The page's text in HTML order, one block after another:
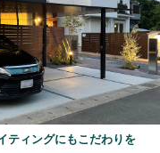
ティングにもこだわりを